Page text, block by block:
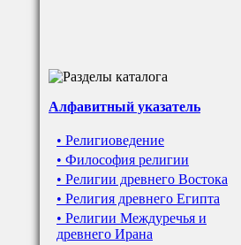
Алфавитный указатель
• Религиоведение
• Философия религии
• Религии древнего Востока
• Религия древнего Египта
• Религии Междуречья и
древнего Ирана